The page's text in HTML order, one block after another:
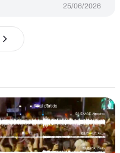
25/06/2026